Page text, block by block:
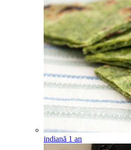
indiană 1 an